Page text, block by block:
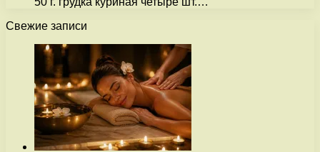
Свежие записи